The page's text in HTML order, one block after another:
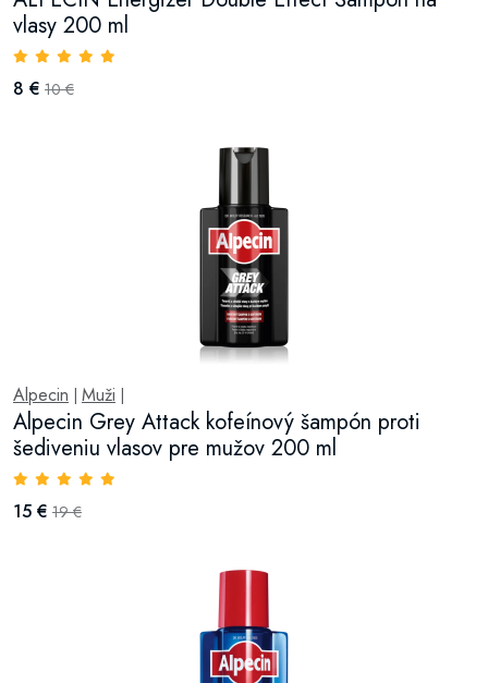
vlasy 200 ml
8 € 10 €
Alpecin Muži
Alpecin Grey Attack kofeínový šampón proti
šediveniu vlasov pre mužov 200 ml
15 € 19 €